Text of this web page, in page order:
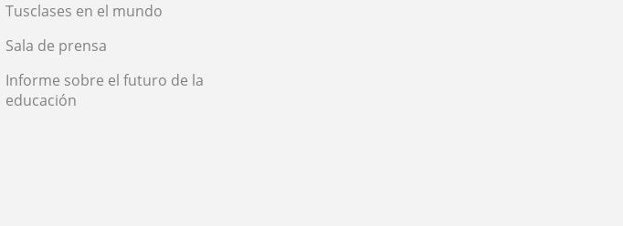
Tusclases en el mundo
Sala de prensa
Informe sobre el futuro de la
educación